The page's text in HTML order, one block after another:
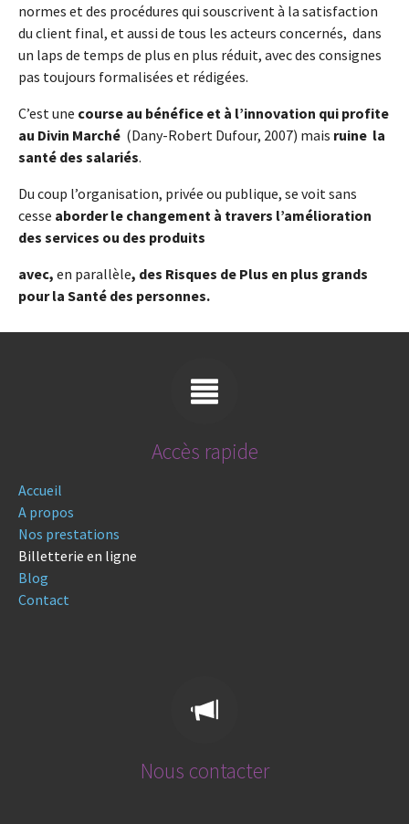
normes et des procédures qui souscrivent à la satisfaction
du client final, et aussi de tous les acteurs concernés, dans
un laps de temps de plus en plus réduit, avec des consignes
pas toujours formalisées et rédigées.
C’est une course au bénéfice et à l’innovation qui profite
au Divin Marché (Dany-Robert Dufour, 2007) mais ruine la
santé des salariés.
Du coup l’organisation, privée ou publique, se voit sans
cesse aborder le changement à travers l’amélioration
des services ou des produits
avec, en parallèle, des Risques de Plus en plus grands
pour la Santé des personnes.
Accès rapide
Accueil
A propos
Nos prestations
Billetterie en ligne
Blog
Contact
Nous contacter